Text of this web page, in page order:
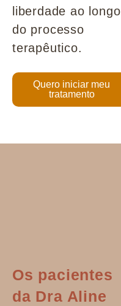
liberdade ao longo
do processo
terapêutico.
Quero iniciar meu
tratamento
Os pacientes
da Dra Aline